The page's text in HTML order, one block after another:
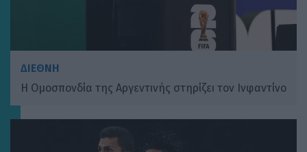
ΔΙΕΘΝΗ
H Ομοσπονδία της Αργεντινής στηρίζει τον Ινφαντίνο